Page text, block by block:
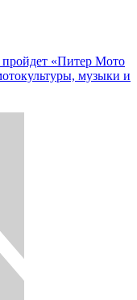
«Питер Мото
музыки и